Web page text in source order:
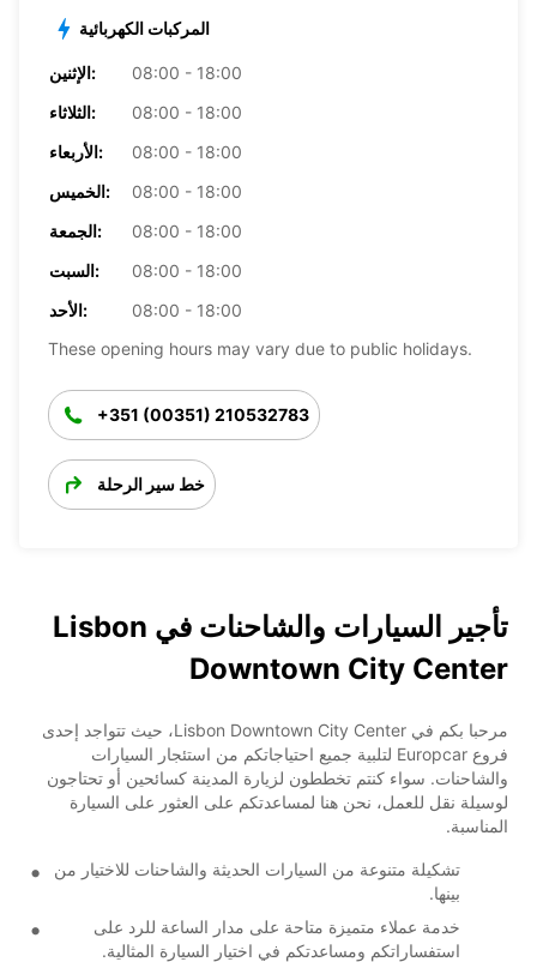
المركبات الكهربائية
الإثنين:
08:00 - 18:00
الثلاثاء:
08:00 - 18:00
الأربعاء:
08:00 - 18:00
الخميس:
08:00 - 18:00
الجمعة:
08:00 - 18:00
السبت:
08:00 - 18:00
الأحد:
08:00 - 18:00
These opening hours may vary due to public holidays.
+351 (00351) 210532783
خط سير الرحلة
تأجير السيارات والشاحنات في Lisbon
Downtown City Center
مرحبا بكم في Lisbon Downtown City Center، حيث تتواجد إحدى
فروع Europcar لتلبية جميع احتياجاتكم من استئجار السيارات
والشاحنات. سواء كنتم تخططون لزيارة المدينة كسائحين أو تحتاجون
لوسيلة نقل للعمل، نحن هنا لمساعدتكم على العثور على السيارة
المناسبة.
تشكيلة متنوعة من السيارات الحديثة والشاحنات للاختيار من
بينها.
خدمة عملاء متميزة متاحة على مدار الساعة للرد على
استفساراتكم ومساعدتكم في اختيار السيارة المثالية.